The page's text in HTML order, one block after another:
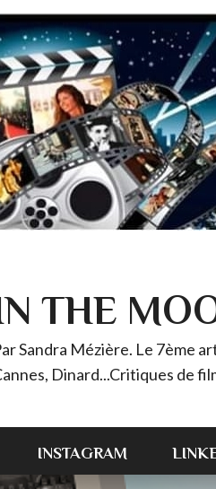
THE
Sandra Mézière. Le 7ème
Dinard...Critiques de
INSTAGRAM